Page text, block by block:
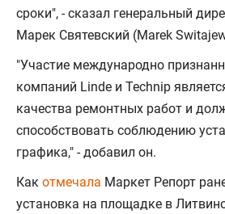
сроки", - сказал генеральный
Марек Святевский (Marek
"Участие международно
компаний Linde и Technip
качества ремонтных работ и
способствовать соблюдению
графика," - добавил он.
Как отмечала Маркет Репорт
установка на площадке в